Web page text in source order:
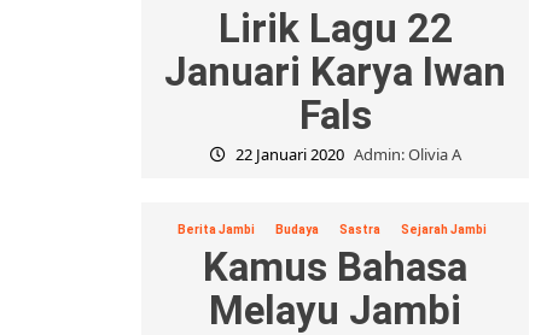
Lirik Lagu 22
Januari Karya Iwan
Fals
22 Januari 2020 Admin: Olivia A
Berita Jambi Budaya Sastra Sejarah Jambi
Kamus Bahasa
Melayu Jambi